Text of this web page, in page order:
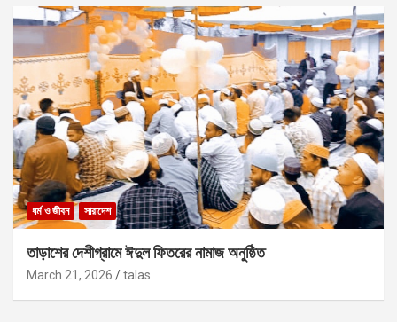
ধর্ম ও জীবন সারাদেশ
তাড়াশের দেশীগ্রামে ঈদুল ফিতরের নামাজ অনুষ্ঠিত
March 21, 2026 talas